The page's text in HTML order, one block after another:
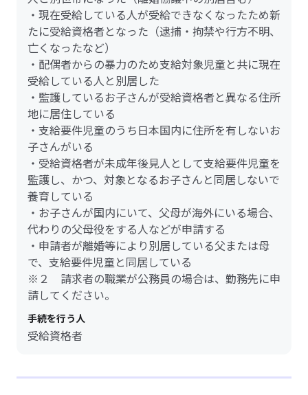
・現在受給している人が受給できなくなったため新
たに受給資格者となった（逮捕・拘禁や行方不明、
亡くなったなど）
・配偶者からの暴力のため支給対象児童と共に現在
受給している人と別居した
・監護しているお子さんが受給資格者と異なる住所
地に居住している
・支給要件児童のうち日本国内に住所を有しないお
子さんがいる
・受給資格者が未成年後見人として支給要件児童を
監護し、かつ、対象となるお子さんと同居しないで
養育している
・お子さんが国内にいて、父母が海外にいる場合、
代わりの父母役をする人などが申請する
・申請者が離婚等により別居している父または母
で、支給要件児童と同居している
※２ 請求者の職業が公務員の場合は、勤務先に申
請してください。
手続を行う人
受給資格者